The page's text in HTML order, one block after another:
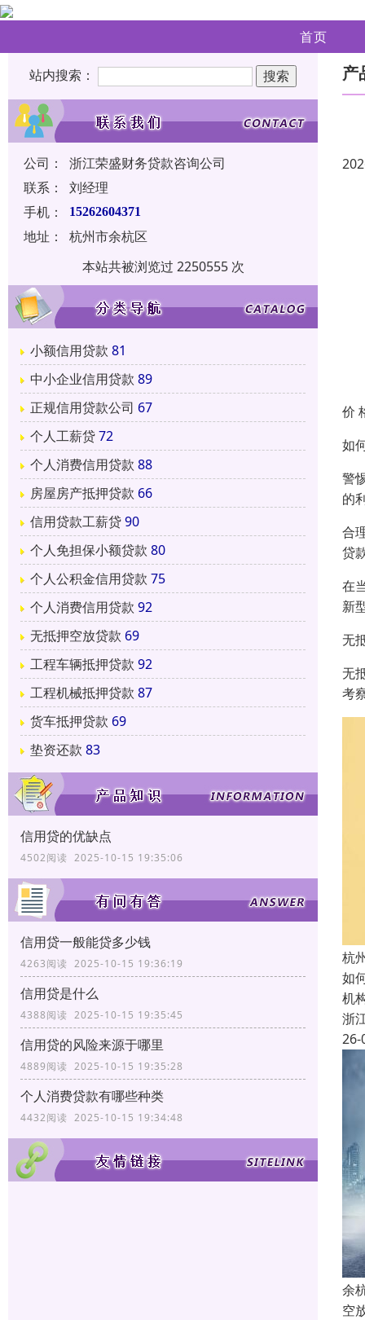
首页
站内搜索：
公司：
浙江荣盛财务贷款咨询公司
联系：
刘经理
手机：
15262604371
地址：
杭州市余杭区
本站共被浏览过 2250555 次
小额信用贷款 81
中小企业信用贷款 89
正规信用贷款公司 67
个人工薪贷72
个人消费信用贷款 88
房屋房产抵押贷款 66
信用贷款工薪贷90
个人免担保小额贷款 80
个人公积金信用贷款 75
个人消费信用贷款 92
无抵押空放贷款 69
工程车辆抵押贷款 92
工程机械抵押贷款 87
货车抵押贷款 69
垫资还款 83
信用贷的优缺点
4502阅读 2025-10-15 19:35:06
信用贷一般能贷多少钱
4263阅读 2025-10-15 19:36:19
信用贷是什么
4388阅读 2025-10-15 19:35:45
信用贷的风险来源于哪里
4889阅读 2025-10-15 19:35:28
个人消费贷款有哪些种类
4432阅读 2025-10-15 19:34:48
产
价
如
警
的
合
贷
在
新
无
无
考
杭
如
机
浙
26-
余
空